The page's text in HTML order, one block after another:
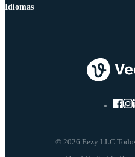
© 2026 Eezy LLC
Idiomas